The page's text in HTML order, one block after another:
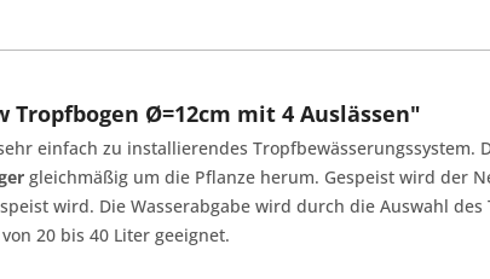
Ø=12cm mit 4 Auslässen"
einfach zu installierendes Tropfbewässerungssystem.
gleichmäßig um die Pflanze herum. Gespeist wird der
wird. Die Wasserabgabe wird durch die Auswahl
20 bis 40 Liter geeignet.